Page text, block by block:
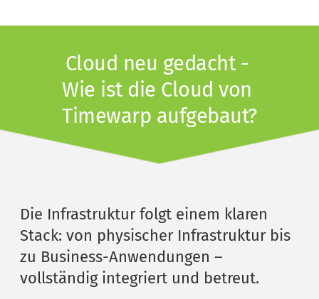
Cloud neu gedacht -
Wie ist die Cloud von
Timewarp aufgebaut?
Die Infrastruktur folgt einem klaren
Stack: von physischer Infrastruktur bis
zu Business-Anwendungen –
vollständig integriert und betreut.